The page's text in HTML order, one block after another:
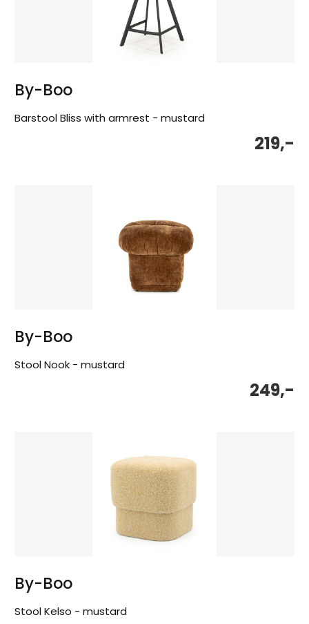
By-Boo
Barstool Bliss with armrest - mustard
219,-
By-Boo
Stool Nook - mustard
249,-
By-Boo
Stool Kelso - mustard